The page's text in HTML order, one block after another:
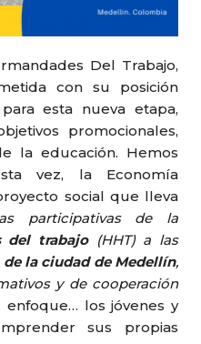
Del Trabajo,
con su posición
esta nueva etapa,
promocionales,
la educación. Hemos
vez, la Economía
social que lleva
participativas de la
del trabajo(HHT) a las
la ciudad de Medellín,
y de cooperación
enfoque… los jóvenes y
sus propias